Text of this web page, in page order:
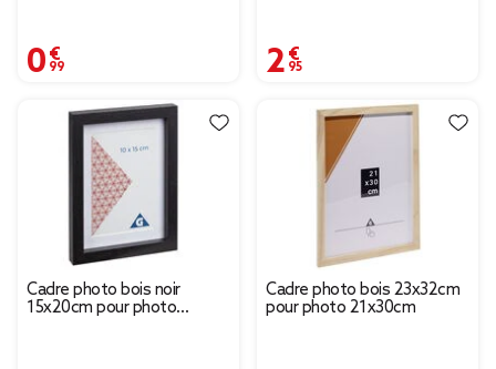
0,99 € 2,95 €
Cadre photo bois noir
15x20cm pour photo
Cadre photo bois 23x32cm
pour photo 21x30cm